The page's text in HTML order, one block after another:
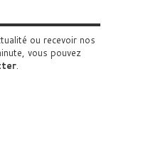
ou recevoir nos
vous pouvez